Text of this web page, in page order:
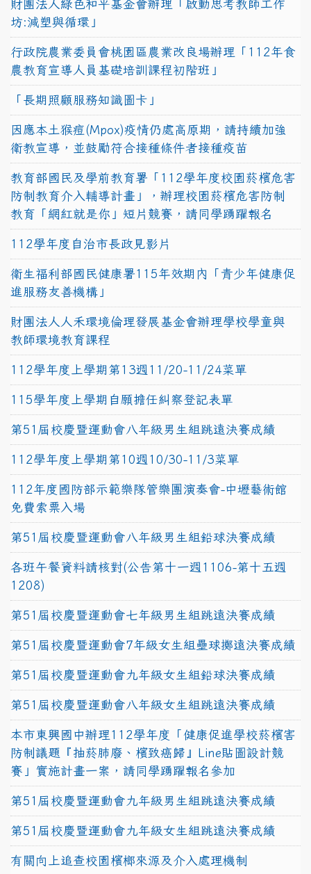
財團法人綠色和平基金會辦理「啟動思考教師工作
坊:減塑與循環」
行政院農業委員會桃園區農業改良場辦理「112年食
農教育宣導人員基礎培訓課程初階班」
「長期照顧服務知識圖卡」
因應本土猴痘(Mpox)疫情仍處高原期，請持續加強
衛教宣導，並鼓勵符合接種條件者接種疫苗
教育部國民及學前教育署「112學年度校園菸檳危害
防制教育介入輔導計畫」，辦理校園菸檳危害防制
教育「網紅就是你」短片競賽，請同學踴躍報名
112學年度自治市長政見影片
衛生福利部國民健康署115年效期內「青少年健康促
進服務友善機構」
財團法人人禾環境倫理發展基金會辦理學校學童與
教師環境教育課程
112學年度上學期第13週11/20-11/24菜單
115學年度上學期自願擔任糾察登記表單
第51屆校慶暨運動會八年級男生組跳遠決賽成績
112學年度上學期第10週10/30-11/3菜單
112年度國防部示範樂隊管樂團演奏會-中壢藝術館
免費索票入場
第51屆校慶暨運動會八年級男生組鉛球決賽成績
各班午餐資料請核對(公告第十一週1106-第十五週
1208)
第51屆校慶暨運動會七年級男生組跳遠決賽成績
第51屆校慶暨運動會7年級女生組壘球擲遠決賽成績
第51屆校慶暨運動會九年級女生組鉛球決賽成績
第51屆校慶暨運動會八年級女生組跳遠決賽成績
本市東興國中辦理112學年度「健康促進學校菸檳害
防制議題『抽菸肺廢、檳致癌歸』Line貼圖設計競
賽」實施計畫一案，請同學踴躍報名參加
第51屆校慶暨運動會九年級男生組跳遠決賽成績
第51屆校慶暨運動會九年級女生組跳遠決賽成績
有關向上追查校園檳榔來源及介入處理機制